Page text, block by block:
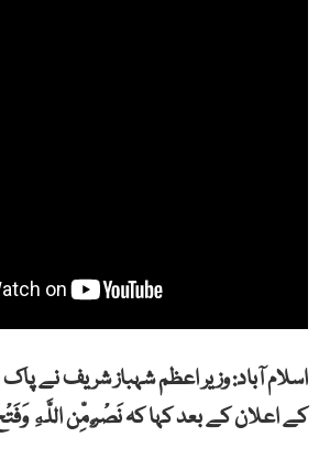
اسلام آباد: وزیر اعظم شہباز شریف نے
کے اعلان کے بعد کہا کہ نَصْرٌ مِّن اللَّهِ